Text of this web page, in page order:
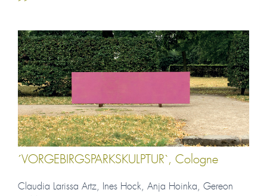
´VORGEBIRGSPARKSKULPTUR`, Cologne
Claudia Larissa Artz, Ines Hock, Anja Hoinka, Gereon